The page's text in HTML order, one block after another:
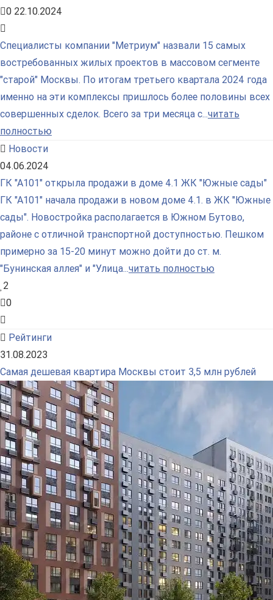
0 22.10.2024
Специалисты компании "Метриум" назвали 15 самых
востребованных жилых проектов в массовом сегменте
"старой" Москвы. По итогам третьего квартала 2024 года
именно на эти комплексы пришлось более половины всех
совершенных сделок. Всего за три месяца с...читать
полностью
Новости
04.06.2024
ГК "А101" открыла продажи в доме 4.1 ЖК "Южные сады"
ГК "А101" начала продажи в новом доме 4.1. в ЖК "Южные
сады". Новостройка располагается в Южном Бутово,
районе с отличной транспортной доступностью. Пешком
примерно за 15-20 минут можно дойти до ст. м.
"Бунинская аллея" и "Улица...читать полностью
2
0
Рейтинги
31.08.2023
Самая дешевая квартира Москвы стоит 3,5 млн рублей